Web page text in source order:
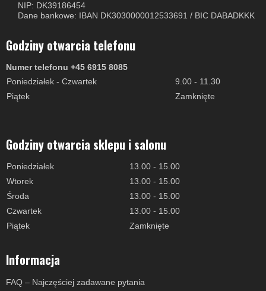
NIP: DK39186454
Dane bankowe: IBAN DK3030000012533691 / BIC DABADKKK
Godziny otwarcia telefonu
Numer telefonu +45 6915 8085
Poniedziałek - Czwartek
9.00 - 11.30
Piątek
Zamknięte
Godziny otwarcia sklepu i salonu
Poniedziałek
13.00 - 15.00
Wtorek
13.00 - 15.00
Środa
13.00 - 15.00
Czwartek
13.00 - 15.00
Piątek
Zamknięte
Informacja
FAQ – Najczęściej zadawane pytania